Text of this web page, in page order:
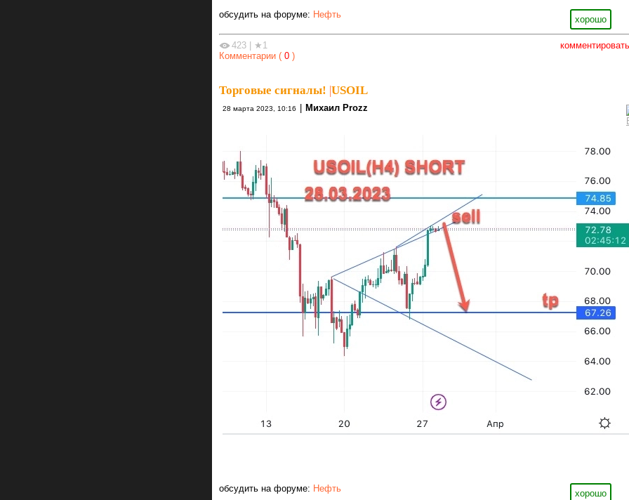
хорошо
обсудить на форуме: Нефть
комментировать
423
★1
Комментарии ( 0 )
Торговые сигналы! |USOIL
28 марта 2023, 10:16 Михаил Prozz
хорошо
обсудить на форуме: Нефть